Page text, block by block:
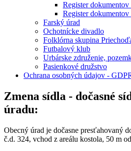
Register
Register dokumentov
Farský úrad
Ochotnícke divadlo
Folklórna skupina
Futbalový klub
Urbárske združenie,
Pasienkové družstvo
Ochrana osobných údajov -
Zmena sídla - dočasné
úradu:
Obecný úrad je dočasne presťahovaný
č.d. 324, vchod z areálu kostola, 50 m